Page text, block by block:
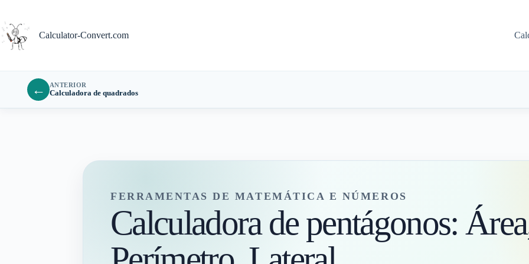
o
conteúdo
Calculator-Convert.com
← ANTERIOR
Calculadora de quadrados
FERRAMENTAS DE MATEMÁTICA E NÚMEROS
Calculadora de pentágonos: